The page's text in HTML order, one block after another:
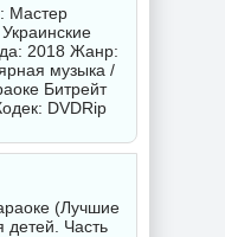
Мастер
2018 Жанр:
музыка /
Битрейт
DVDRip
(Лучшие
детей. Часть